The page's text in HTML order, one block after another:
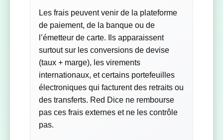
Les frais peuvent venir de la plateforme
de paiement, de la banque ou de
l’émetteur de carte. Ils apparaissent
surtout sur les conversions de devise
(taux + marge), les virements
internationaux, et certains portefeuilles
électroniques qui facturent des retraits ou
des transferts. Red Dice ne rembourse
pas ces frais externes et ne les contrôle
pas.